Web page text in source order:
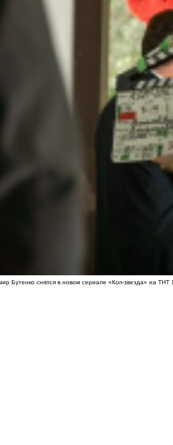
Бутенко снялся в новом сериале «Коп-звезда» на ТНТ